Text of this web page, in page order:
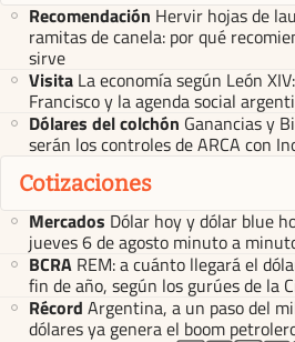
Recomendación Hervir hojas de
ramitas de canela: por qué
sirve
Visita La economía según León
Francisco y la agenda social
Dólares del colchón Ganancias y
serán los controles de ARCA con
Cotizaciones
Mercados Dólar hoy y dólar blue
jueves 6 de agosto minuto a
BCRA REM: a cuánto llegará el
fin de año, según los gurúes de la
Récord Argentina, a un paso del
dólares ya genera el boom